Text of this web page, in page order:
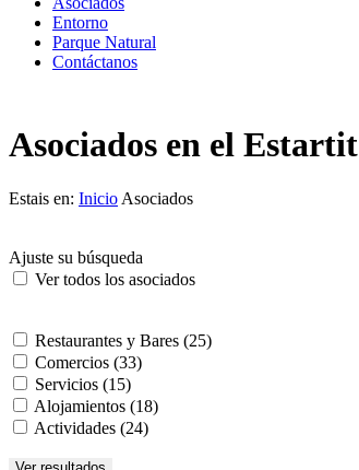
Entorno
Parque Natural
Contáctanos
Asociados en el Estartit
Estais en: Inicio Asociados
Ajuste su búsqueda
Ver todos los asociados
Restaurantes y Bares (25)
Comercios (33)
Servicios (15)
Alojamientos (18)
Actividades (24)